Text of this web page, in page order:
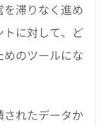
を滞りなく進め
に対して、ど
のツールにな
れたデータか